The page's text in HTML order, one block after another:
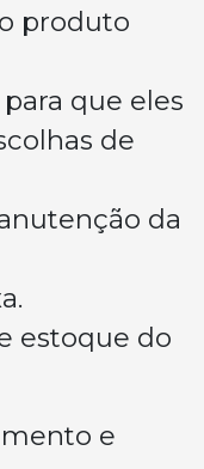
produto
que eles
de
da
estoque do
e